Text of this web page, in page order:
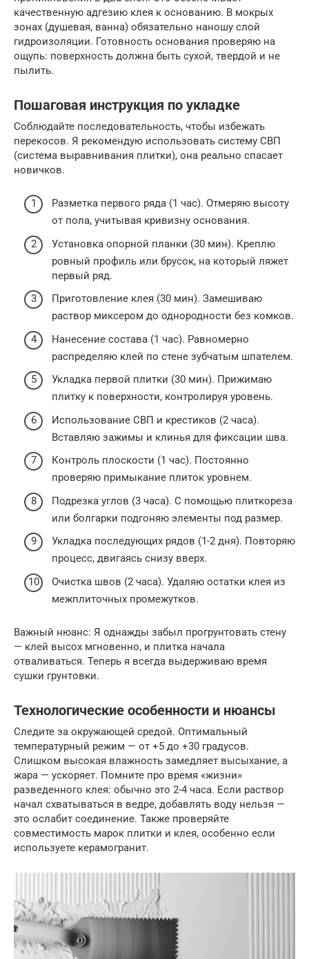
качественную адгезию клея к основанию. В мокрых
зонах (душевая, ванна) обязательно наношу слой
гидроизоляции. Готовность основания проверяю на
ощупь: поверхность должна быть сухой, твердой и не
пылить.
Пошаговая инструкция по укладке
Соблюдайте последовательность, чтобы избежать
перекосов. Я рекомендую использовать систему СВП
(система выравнивания плитки), она реально спасает
новичков.
Разметка первого ряда (1 час). Отмеряю высоту
от пола, учитывая кривизну основания.
Установка опорной планки (30 мин). Креплю
ровный профиль или брусок, на который ляжет
первый ряд.
Приготовление клея (30 мин). Замешиваю
раствор миксером до однородности без комков.
Нанесение состава (1 час). Равномерно
распределяю клей по стене зубчатым шпателем.
Укладка первой плитки (30 мин). Прижимаю
плитку к поверхности, контролируя уровень.
Использование СВП и крестиков (2 часа).
Вставляю зажимы и клинья для фиксации шва.
Контроль плоскости (1 час). Постоянно
проверяю примыкание плиток уровнем.
Подрезка углов (3 часа). С помощью плиткореза
или болгарки подгоняю элементы под размер.
Укладка последующих рядов (1-2 дня). Повторяю
процесс, двигаясь снизу вверх.
Очистка швов (2 часа). Удаляю остатки клея из
межплиточных промежутков.
Важный нюанс: Я однажды забыл прогрунтовать стену
— клей высох мгновенно, и плитка начала
отваливаться. Теперь я всегда выдерживаю время
сушки грунтовки.
Технологические особенности и нюансы
Следите за окружающей средой. Оптимальный
температурный режим — от +5 до +30 градусов.
Слишком высокая влажность замедляет высыхание, а
жара — ускоряет. Помните про время «жизни»
разведенного клея: обычно это 2-4 часа. Если раствор
начал схватываться в ведре, добавлять воду нельзя —
это ослабит соединение. Также проверяйте
совместимость марок плитки и клея, особенно если
используете керамогранит.